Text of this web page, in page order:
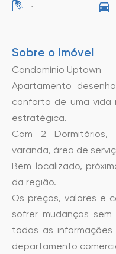
1
Sobre o Imóvel
Condomínio Uptown
Apartamento
conforto de uma vida
estratégica.
Com 2 Dormitórios,
varanda, área de
Bem localizado,
da região.
Os preços, valores e
sofrer mudanças
todas as
departamento